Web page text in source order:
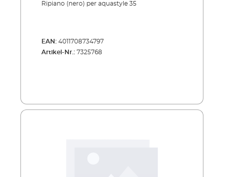
Ripiano (nero) per aquastyle 35
EAN: 4011708734797
Artikel-Nr.: 7325768